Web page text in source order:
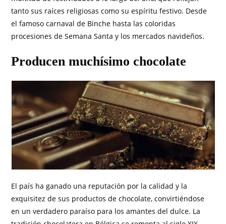
tanto sus raíces religiosas como su espíritu festivo. Desde
el famoso carnaval de Binche hasta las coloridas
procesiones de Semana Santa y los mercados navideños.
Producen muchísimo chocolate
El país ha ganado una reputación por la calidad y la
exquisitez de sus productos de chocolate, convirtiéndose
en un verdadero paraíso para los amantes del dulce. La